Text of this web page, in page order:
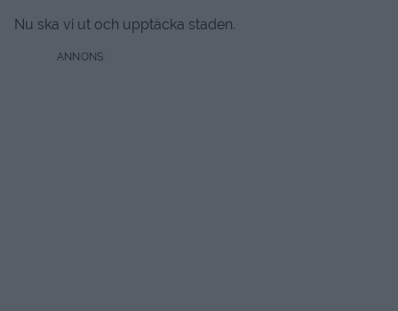
Nu ska vi ut och upptäcka staden.